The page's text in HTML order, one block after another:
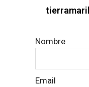
Nombre
Email